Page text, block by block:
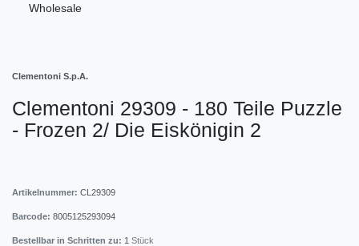
Wholesale
Clementoni S.p.A.
Clementoni 29309 - 180 Teile Puzzle
- Frozen 2/ Die Eiskönigin 2
Artikelnummer: CL29309
Barcode: 8005125293094
Bestellbar in Schritten zu: 1 Stück